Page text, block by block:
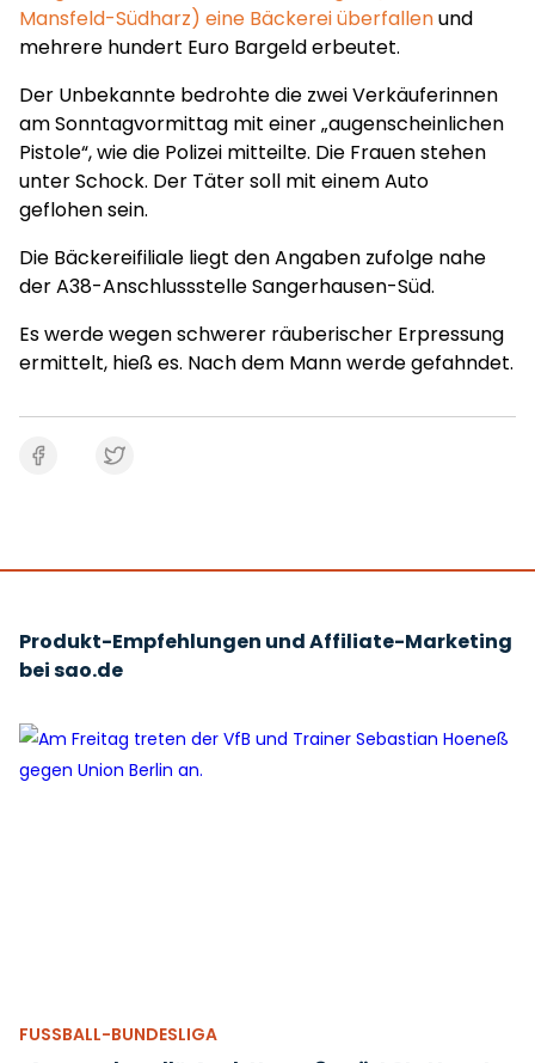
Mansfeld-Südharz) eine Bäckerei überfallenund
mehrere hundert Euro Bargeld erbeutet.
Der Unbekannte bedrohte die zwei Verkäuferinnen
am Sonntagvormittag mit einer „augenscheinlichen
Pistole“, wie die Polizei mitteilte. Die Frauen stehen
unter Schock. Der Täter soll mit einem Auto
geflohen sein.
Die Bäckereifiliale liegt den Angaben zufolge nahe
der A38-Anschlussstelle Sangerhausen-Süd.
Es werde wegen schwerer räuberischer Erpressung
ermittelt, hieß es. Nach dem Mann werde gefahndet.
Produkt-Empfehlungen und Affiliate-Marketing
bei sao.de
FUSSBALL-BUNDESLIGA